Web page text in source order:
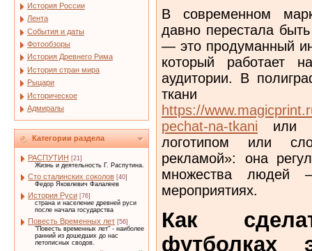
История России
Лента
События и даты
Фотообзоры
История Древнего Рима
История стран мира
Рыцари
Историческое
Адмиралы
Категории раздела
РАСПУТИН [21]
Жизнь и деятельность Г. Распутина.
Сто сталинских соколов [40]
Федор Яковлевич Фалалеев
История Руси [76]
страна и население древней руси
после начала государства
Повесть Временных лет [56]
"Повесть временных лет" - наиболее
ранний из дошедших до нас
летописных сводов.
В современном
давно перестала
— это продуманный
который работает
аудитории. В
ткани
https://
pechat-na-tkani или
логотипом или
рекламой»: она
множества
мероприятиях.
Как
футболках